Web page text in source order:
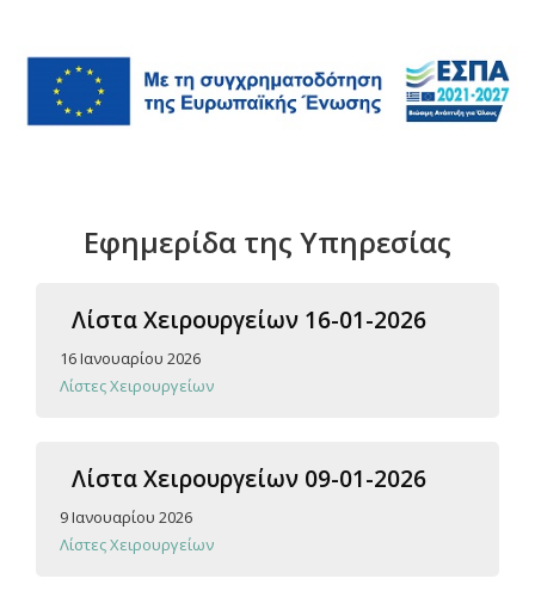
Εφημερίδα της Υπηρεσίας
Λίστα Χειρουργείων 16-01-2026
16 Ιανουαρίου 2026
Λίστες Χειρουργείων
Λίστα Χειρουργείων 09-01-2026
9 Ιανουαρίου 2026
Λίστες Χειρουργείων